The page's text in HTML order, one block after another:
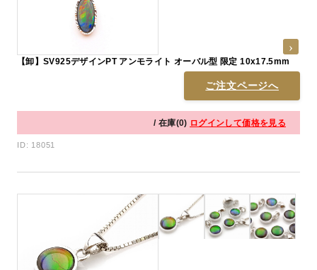
【卸】SV925デザインPT アンモライト オーバル型 限定 10x17.5mm
ご注文ページへ
/ 在庫(0) ログインして価格を見る
ID: 18051